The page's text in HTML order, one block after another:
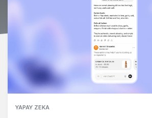
YAPAY ZEKA